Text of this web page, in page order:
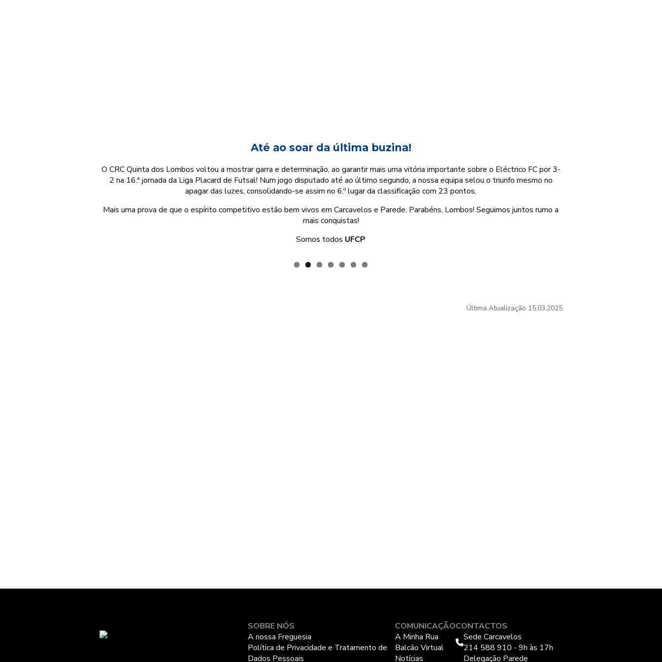
Até ao soar da última buzina!
O CRC Quinta dos Lombos voltou a mostrar garra e determinação, ao garantir mais uma vitória importante sobre o Eléctrico FC por 3-
2 na 16.ª jornada da Liga Placard de Futsal! Num jogo disputado até ao último segundo, a nossa equipa selou o triunfo mesmo no
apagar das luzes, consolidando-se assim no 6.º lugar da classificação com 23 pontos.
Mais uma prova de que o espírito competitivo estão bem vivos em Carcavelos e Parede. Parabéns, Lombos! Seguimos juntos rumo a
mais conquistas!
Somos todos UFCP
Última Atualização 15.03.2025
SOBRE NÓS
A nossa Freguesia
Política de Privacidade e Tratamento de
Dados Pessoais
COMUNICAÇÃO
A Minha Rua
Balcão Virtual
Notícias
CONTACTOS
Sede Carcavelos
214 588 910 - 9h às 17h
Delegação Parede